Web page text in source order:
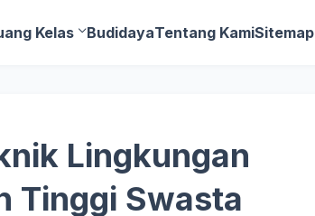
Kelas BudidayaTentang KamiSitemap
Lingkungan
Tinggi Swasta